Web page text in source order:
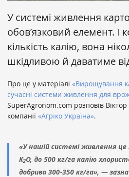
У системі живлення
обов’язковий елемент. І
кількість калію, вона
шкідливою й даватиме
Про це у матеріалі «Вирощування
сучасні системи живлення для
SuperAgronom.com розповів Віктор
компанії «Агріко Україна».
«У нашій системі живлення це
К2О, до 500 кг/га калію
добрива 300-350 кг/га», —